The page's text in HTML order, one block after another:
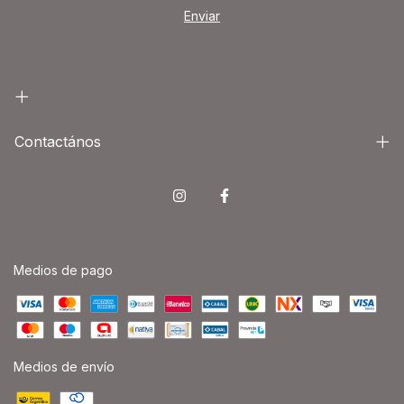
Contactános
Medios de pago
Medios de envío